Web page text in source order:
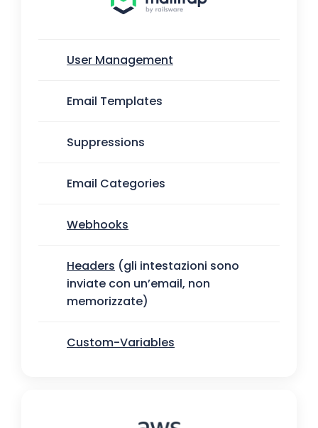
User Management
Email Templates
Suppressions
Email Categories
Webhooks
Headers (gli intestazioni sono
inviate con un’email, non
memorizzate)
Custom-Variables